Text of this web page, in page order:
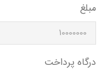
مبلغ
درگاه پرداخت